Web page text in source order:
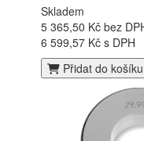
Skladem
5 365,50 Kč bez
6 599,57 Kč s DPH
Přidat do košíku